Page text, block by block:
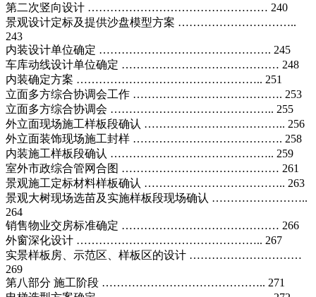
第二次竖向设计 ………………………………………… 240
景观设计定标及提供沙盘模型方案 …………………………..
243
内装设计单位确定 ………………………………………. 245
车库动线设计单位确定 …………………………………… 248
内装确定方案 ………………………………………….. 251
立面多方综合协调会工作 …………………………………. 253
立面多方综合协调会 …………………………………….. 255
外立面现场施工样板段确认 ……………………………….. 256
外立面装饰现场施工封样 …………………………………. 258
内装施工样板段确认 …………………………………….. 259
室外市政综合管网合图 …………………………………… 261
景观施工定标材料样板确认 ……………………………….. 263
景观大树现场选苗及实施样板段现场确认 ……………………..
264
销售物业交房标准确定 …………………………………… 266
外窗深化设计 ………………………………………….. 267
实景样板房、示范区、样板区的设计 …………………………
269
第八部分 施工阶段 …………………………………….. 271